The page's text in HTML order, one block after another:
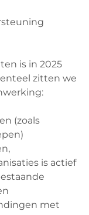
is in 2025
zitten we
(zoals
is actief
met